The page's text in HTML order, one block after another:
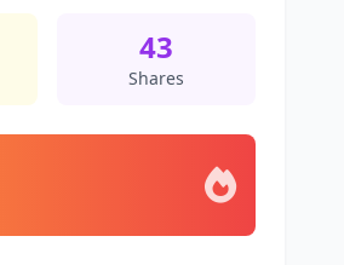
43
Shares